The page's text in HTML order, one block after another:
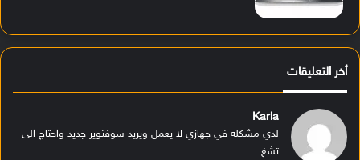
أخر التعليقات
Karla
لدي مشكله في جهازي لا يعمل ويريد سوفتوير جديد واحتاج الى
تشغ...